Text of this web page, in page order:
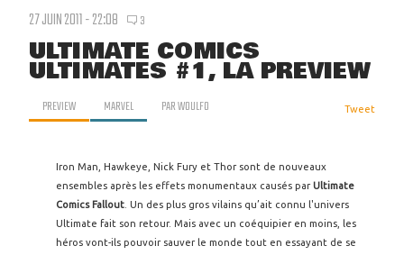
27 JUIN 2011 - 22:08 3
ULTIMATE COMICS
ULTIMATES #1, LA PREVIEW
PREVIEW MARVEL PARWOULFO Tweet
Iron Man, Hawkeye, Nick Fury et Thor sont de nouveaux
ensembles après les effets monumentaux causés parUltimate
Comics Fallout . Un des plus gros vilains qu’ait connu l'univers
Ultimate fait son retour. Mais avec un coéquipier en moins, les
héros vont-ils pouvoir sauver le monde tout en essayant de se